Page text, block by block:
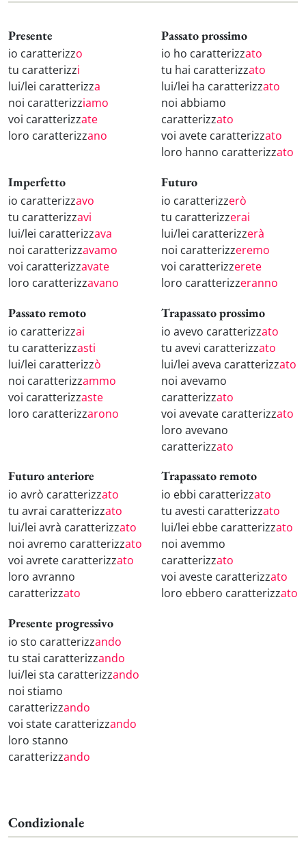
Presente
io caratterizzo
tu caratterizzi
lui/lei caratterizza
noi caratterizziamo
voi caratterizzate
loro caratterizzano
Passato prossimo
io ho caratterizzato
tu hai caratterizzato
lui/lei ha caratterizzato
noi abbiamo
caratterizzato
voi avete caratterizzato
loro hanno caratterizzato
Imperfetto
io caratterizzavo
tu caratterizzavi
lui/lei caratterizzava
noi caratterizzavamo
voi caratterizzavate
loro caratterizzavano
Futuro
io caratterizzerò
tu caratterizzerai
lui/lei caratterizzerà
noi caratterizzeremo
voi caratterizzerete
loro caratterizzeranno
Passato remoto
io caratterizzai
tu caratterizzasti
lui/lei caratterizzò
noi caratterizzammo
voi caratterizzaste
loro caratterizzarono
Trapassato prossimo
io avevo caratterizzato
tu avevi caratterizzato
lui/lei aveva caratterizzato
noi avevamo
caratterizzato
voi avevate caratterizzato
loro avevano
caratterizzato
Futuro anteriore
io avrò caratterizzato
tu avrai caratterizzato
lui/lei avrà caratterizzato
noi avremo caratterizzato
voi avrete caratterizzato
loro avranno
caratterizzato
Trapassato remoto
io ebbi caratterizzato
tu avesti caratterizzato
lui/lei ebbe caratterizzato
noi avemmo
caratterizzato
voi aveste caratterizzato
loro ebbero caratterizzato
Presente progressivo
io sto caratterizzando
tu stai caratterizzando
lui/lei sta caratterizzando
noi stiamo
caratterizzando
voi state caratterizzando
loro stanno
caratterizzando
Condizionale